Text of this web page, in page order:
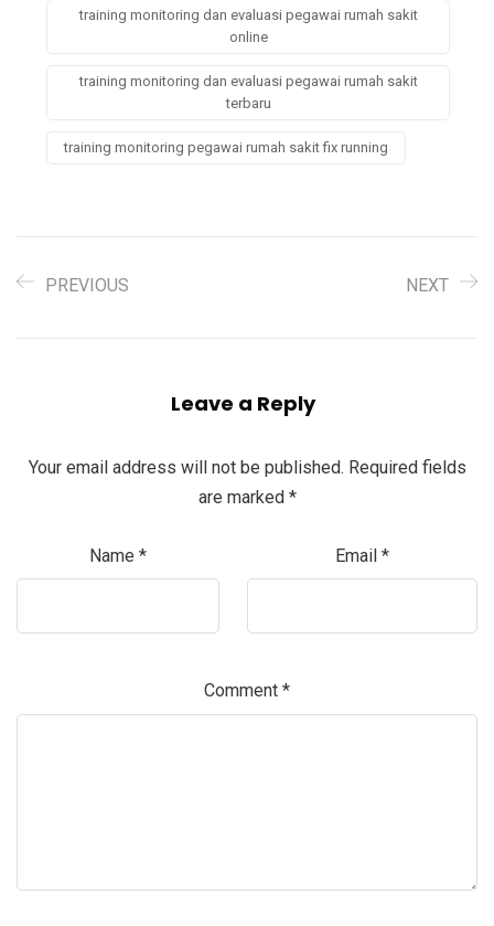
training monitoring dan evaluasi pegawai rumah sakit
online
training monitoring dan evaluasi pegawai rumah sakit
terbaru
training monitoring pegawai rumah sakit fix running
PREVIOUS NEXT
Leave a Reply
Your email address will not be published. Required fields
are marked *
Name * Email *
Comment *